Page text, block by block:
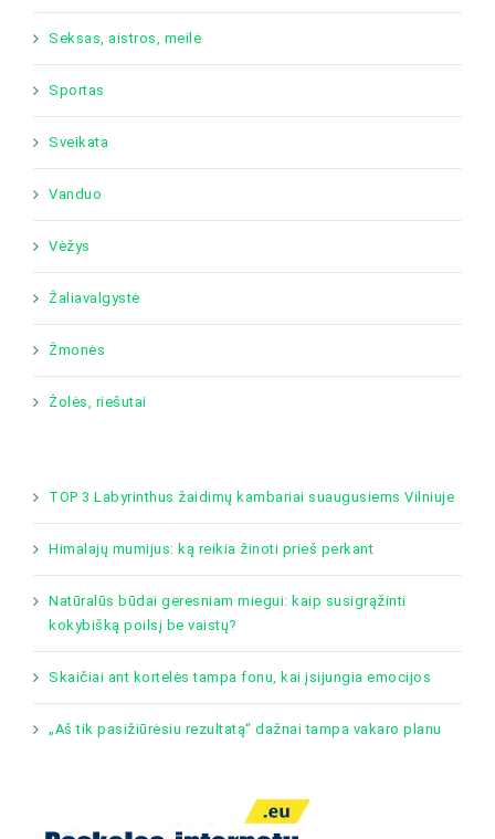
Seksas, aistros, meilė
Sportas
Sveikata
Vanduo
Vėžys
Žaliavalgystė
Žmonės
Žolės, riešutai
TOP 3 Labyrinthus žaidimų kambariai suaugusiems Vilniuje
Himalajų mumijus: ką reikia žinoti prieš perkant
Natūralūs būdai geresniam miegui: kaip susigrąžinti
kokybišką poilsį be vaistų?
Skaičiai ant kortelės tampa fonu, kai įsijungia emocijos
„Aš tik pasižiūrėsiu rezultatą“ dažnai tampa vakaro planu